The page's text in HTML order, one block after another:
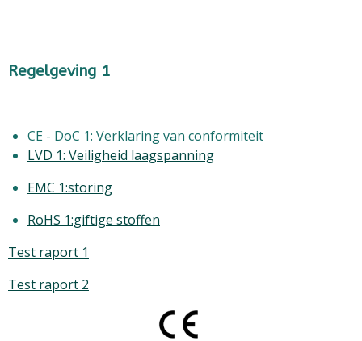
Regelgeving 1
CE - DoC 1: Verklaring van conformiteit
LVD 1: Veiligheid laagspanning
EMC 1:storing
RoHS 1:giftige stoffen
Test raport 1
Test raport 2